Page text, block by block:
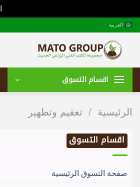
تخطيالعربية ▼
اقسام التسوق
الرئيسية / تعقيم وتطهير
اقسام التسوق
صفحة التسوق الرئيسية